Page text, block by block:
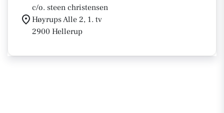
c/o. steen christensen
Høyrups Alle 2, 1. tv
2900 Hellerup